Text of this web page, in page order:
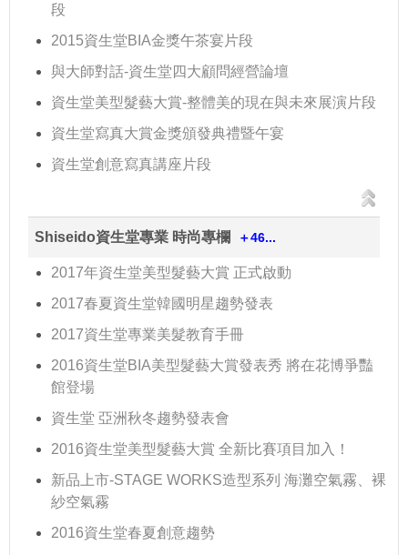
段
2015資生堂BIA金獎午茶宴片段
與大師對話-資生堂四大顧問經營論壇
資生堂美型髮藝大賞-整體美的現在與未來展演片段
資生堂寫真大賞金獎頒發典禮暨午宴
資生堂創意寫真講座片段
Shiseido資生堂專業 時尚專欄 ＋46...
2017年資生堂美型髮藝大賞 正式啟動
2017春夏資生堂韓國明星趨勢發表
2017資生堂專業美髮教育手冊
2016資生堂BIA美型髮藝大賞發表秀 將在花博爭豔
館登場
資生堂 亞洲秋冬趨勢發表會
2016資生堂美型髮藝大賞 全新比賽項目加入！
新品上市-STAGE WORKS造型系列 海灘空氣霧、裸
紗空氣霧
2016資生堂春夏創意趨勢